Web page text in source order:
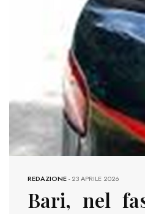
REDAZIONE-23 APRILE 2026
Bari, nel